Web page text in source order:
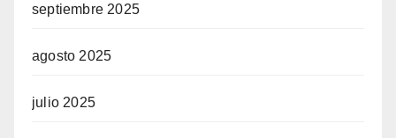
septiembre 2025
agosto 2025
julio 2025